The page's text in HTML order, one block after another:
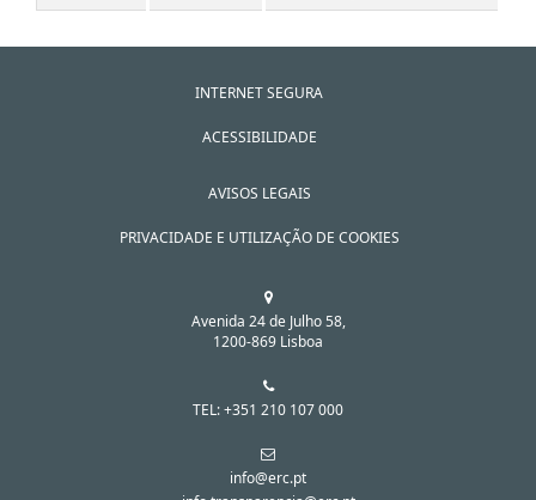
INTERNET SEGURA
ACESSIBILIDADE
AVISOS LEGAIS
PRIVACIDADE E UTILIZAÇÃO DE COOKIES
Avenida 24 de Julho 58,
1200-869 Lisboa
TEL: +351 210 107 000
info@erc.pt